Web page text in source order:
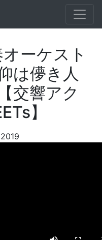
オーケスト
は儚き人
交響アク
】